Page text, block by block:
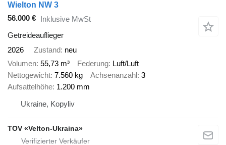
Wielton NW 3
56.000 € Inklusive MwSt
Getreideauflieger
2026
Zustand neu
Volumen 55,73 m³ Federung Luft/Luft
Nettogewicht 7.560 kg Achsenanzahl 3
Aufsattelhöhe 1.200 mm
Ukraine, Kopyliv
TOV «Velton-Ukraina»